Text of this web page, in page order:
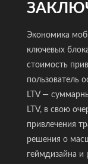
Экономика
ключевых
стоимость
пользователь
LTV —
LTV, в свою
привлечения
решения о
геймдизайна и